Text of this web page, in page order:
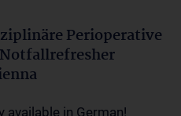
Perioperative
available in German!